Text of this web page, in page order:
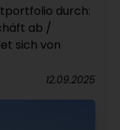
durch:
ab /
sich von
12.09.2025